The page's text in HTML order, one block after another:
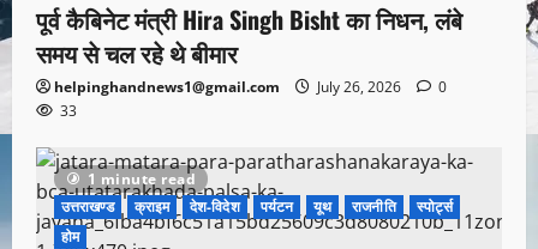
पूर्व कैबिनेट मंत्री Hira Singh Bisht का निधन, लंबे
समय से चल रहे थे बीमार
helpinghandnews1@gmail.com July 26, 2026
0
33
1 minute read
उत्तराखण्ड
क्राइम देश-विदेश पर्यटन यूथ राजनीति
स्पोर्ट्स
होम